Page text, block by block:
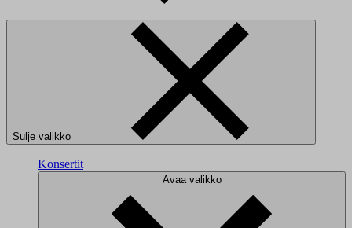
Sulje valikko
Konsertit
Avaa valikko